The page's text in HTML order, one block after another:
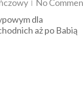
No
dla
aż po Babią